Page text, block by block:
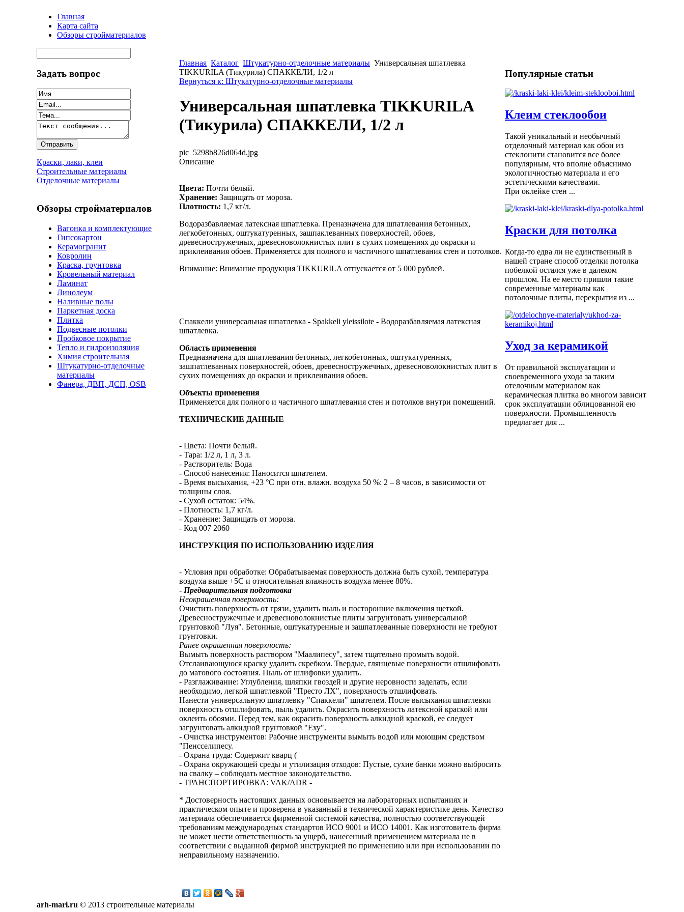
Главная
Карта сайта
Обзоры стройматериалов
Задать вопрос
Краски, лаки, клеи
Строительные материалы
Отделочные материалы
Обзоры стройматериалов
Вагонка и комплектующие
Гипсокартон
Керамогранит
Ковролин
Краска, грунтовка
Кровельный материал
Ламинат
Линолеум
Наливные полы
Паркетная доска
Плитка
Подвесные потолки
Пробковое покрытие
Тепло и гидроизоляция
Химия строительная
Штукатурно-отделочные
материалы
Фанера, ДВП, ДСП, OSB
Главная Каталог Штукатурно-отделочные материалы Универсальная шпатлевка
TIKKURILA (Тикурила) СПАККЕЛИ, 1/2 л
Вернуться к: Штукатурно-отделочные материалы
Универсальная шпатлевка TIKKURILA
(Тикурила) СПАККЕЛИ, 1/2 л
pic_5298b826d064d.jpg
Описание
Цвета: Почти белый.
Хранение: Защищать от мороза.
Плотность: 1,7 кг/л.
Водоразбавляемая латексная шпатлевка. Преназначена для шпатлевания бетонных,
легкобетонных, оштукатуренных, зашпаклеванных поверхностей, обоев,
древесностружечных, древесноволокнистых плит в сухих помещениях до окраски и
приклеивания обоев. Применяется для полного и частичного шпатлевания стен и потолков.
Внимание: Внимание продукция TIKKURILA отпускается от 5 000 рублей.
Спаккели универсальная шпатлевка - Spakkeli yleissilote - Водоразбавляемая латексная
шпатлевка.
Область применения
Предназначена для шпатлевания бетонных, легкобетонных, оштукатуренных,
зашпатлеванных поверхностей, обоев, древесностружечных, древесноволокнистых плит в
сухих помещениях до окраски и приклеивания обоев.
Объекты применения
Применяется для полного и частичного шпатлевания стен и потолков внутри помещений.
ТЕХНИЧЕСКИЕ ДАННЫЕ
- Цвета: Почти белый.
- Тара: 1/2 л, 1 л, 3 л.
- Растворитель: Вода
- Способ нанесения: Наносится шпателем.
- Время высыхания, +23 °C при отн. влажн. воздуха 50 %: 2 – 8 часов, в зависимости от
толщины слоя.
- Сухой остаток: 54%.
- Плотность: 1,7 кг/л.
- Хранение: Защищать от мороза.
- Код 007 2060
ИНСТРУКЦИЯ ПО ИСПОЛЬЗОВАНИЮ ИЗДЕЛИЯ
- Условия при обработке: Обрабатываемая поверхность должна быть сухой, температура
воздуха выше +5С и относительная влажность воздуха менее 80%.
- Предварительная подготовка
Неокрашенная поверхность:
Очистить поверхность от грязи, удалить пыль и посторонние включения щеткой.
Древесностружечные и древесноволокнистые плиты загрунтовать универсальной
грунтовкой "Луя". Бетонные, оштукатуренные и зашпатлеванные поверхности не требуют
грунтовки.
Ранее окрашенная поверхность:
Вымыть поверхность раствором "Маалипесу", затем тщательно промыть водой.
Отслаивающуюся краску удалить скребком. Твердые, глянцевые поверхности отшлифовать
до матового состояния. Пыль от шлифовки удалить.
- Разглаживание: Углубления, шляпки гвоздей и другие неровности заделать, если
необходимо, легкой шпатлевкой "Престо ЛХ", поверхность отшлифовать.
Нанести универсальную шпатлевку "Спаккели" шпателем. После высыхания шпатлевки
поверхность отшлифовать, пыль удалить. Окрасить поверхность латексной краской или
оклеить обоями. Перед тем, как окрасить поверхность алкидной краской, ее следует
загрунтовать алкидной грунтовкой "Еху".
- Очистка инструментов: Рабочие инструменты вымыть водой или моющим средством
"Пенсселипесу.
- Охрана труда: Содержит кварц (
- Охрана окружающей среды и утилизация отходов: Пустые, сухие банки можно выбросить
на свалку – соблюдать местное законодательство.
- ТРАНСПОРТИРОВКА: VAK/ADR -
* Достоверность настоящих данных основывается на лабораторных испытаниях и
практическом опыте и проверена в указанный в технической характеристике день. Качество
материала обеспечивается фирменной системой качества, полностью соответствующей
требованиям международных стандартов ИСО 9001 и ИСО 14001. Как изготовитель фирма
не может нести ответственность за ущерб, нанесенный применением материала не в
соответствии с выданной фирмой инструкцией по применению или при использовании по
неправильному назначению.
Популярные статьи
Клеим стеклообои
Такой уникальный и необычный
отделочный материал как обои из
стеклонити становится все более
популярным, что вполне объяснимо
экологичностью материала и его
эстетическими качествами.
При оклейке стен ...
Краски для потолка
Когда-то едва ли не единственный в
нашей стране способ отделки потолка
побелкой остался уже в далеком
прошлом. На ее место пришли такие
современные материалы как
потолочные плиты, перекрытия из ...
Уход за керамикой
От правильной эксплуатации и
своевременного ухода за таким
отелочным материалом как
керамическая плитка во многом зависит
срок эксплуатации облицованной ею
поверхности. Промышленность
предлагает для ...
arh-mari.ru © 2013 строительные материалы